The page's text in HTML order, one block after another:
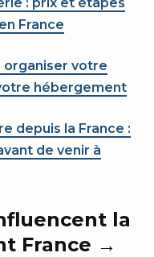
France
organiser votre
hébergement
depuis la France :
de venir à
la
France →